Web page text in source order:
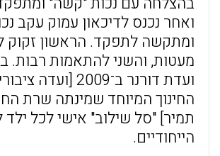
ואחר נכנס לדיכאון עמוק עקב
ומתקשה לתפקד. הראשון זקוק
מעטות, והשני להתאמות רבות.
ועדת דורנר ב־2009
החינוך המיוחד שמינתה שרת
תמיר] "סל שילוב" אישי לכל ילד
הייחודיים.